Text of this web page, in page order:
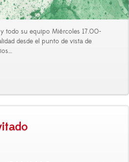
todo su equipo Miércoles 17.00-
desde el punto de vista de
…